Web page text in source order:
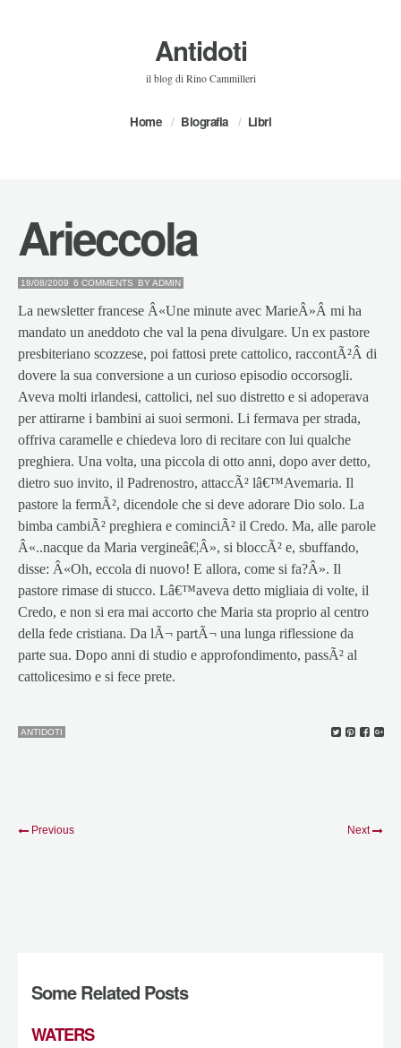
Antidoti
il blog di Rino Cammilleri
Home Biografia Libri
Arieccola
18/08/2009 6 COMMENTS BY ADMIN
La newsletter francese Â«Une minute avec MarieÂ»Â mi ha
mandato un aneddoto che val la pena divulgare. Un ex pastore
presbiteriano scozzese, poi fattosi prete cattolico, raccontÃ²Â di
dovere la sua conversione a un curioso episodio occorsogli.
Aveva molti irlandesi, cattolici, nel suo distretto e si adoperava
per attirarne i bambini ai suoi sermoni. Li fermava per strada,
offriva caramelle e chiedeva loro di recitare con lui qualche
preghiera. Una volta, una piccola di otto anni, dopo aver detto,
dietro suo invito, il Padrenostro, attaccÃ² lâ€™Avemaria. Il
pastore la fermÃ², dicendole che si deve adorare Dio solo. La
bimba cambiÃ² preghiera e cominciÃ² il Credo. Ma, alle parole
Â«..nacque da Maria vergineâ€¦Â», si bloccÃ² e, sbuffando,
disse: Â«Oh, eccola di nuovo! E allora, come si fa?Â». Il
pastore rimase di stucco. Lâ€™aveva detto migliaia di volte, il
Credo, e non si era mai accorto che Maria sta proprio al centro
della fede cristiana. Da lÃ¬ partÃ¬ una lunga riflessione da
parte sua. Dopo anni di studio e approfondimento, passÃ² al
cattolicesimo e si fece prete.
ANTIDOTI
Previous Next
Some Related Posts
WATERS